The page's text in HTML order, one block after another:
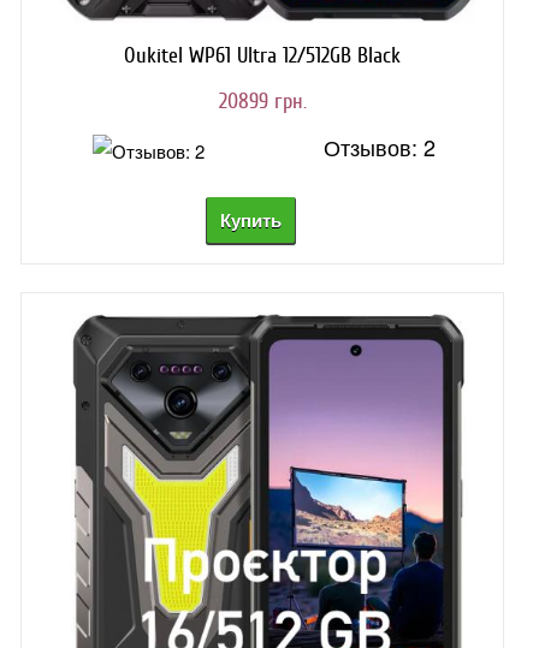
Oukitel WP61 Ultra 12/512GB Black
20899 грн.
Отзывов: 2